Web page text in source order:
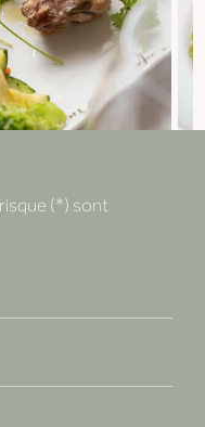
(*) sont